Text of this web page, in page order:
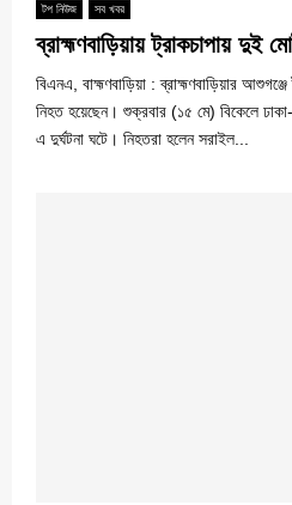
টপ নিউজ সব খবর
ব্রাহ্মণবাড়িয়ায় ট্রাকচাপায় দুই
বিএনএ, বাহ্মণবাড়িয়া : ব্রাহ্মণবাড়িয়ার
নিহত হয়েছেন। শুক্রবার (১৫ মে) বিকেলে
এ দুর্ঘটনা ঘটে। নিহতরা হলেন সরাইল...